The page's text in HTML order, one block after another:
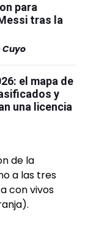
para
tras la
Cuyo
el mapa de
y
una licencia
de la
a las tres
con vivos